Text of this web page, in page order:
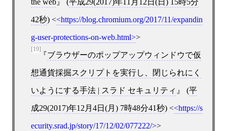
the web (平成29(2017)年11月12日(日) 15時5分
42秒) < https://blog.chromium.org/2017/11/expandin
g-user-protections-on-web.html >
[19]
ブラウザーのポップアップウィンドウで仮
想通貨採掘スクリプトを実行し、閉じられにく
いようにする手法 | スラド セキュリティ (平
成29(2017)年12月4日(月) 7時48分41秒) < https://s
ecurity.srad.jp/story/17/12/02/077222/ >